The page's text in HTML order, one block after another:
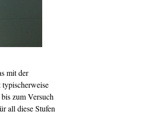
mit der
zum Versuch
all diese Stufen